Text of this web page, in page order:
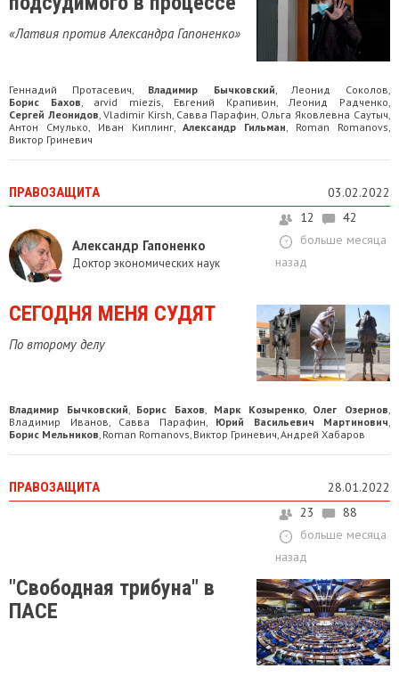
«Латвия против Александра Гапоненко»
Геннадий Прoтaсевич, Владимир Бычковский, Леонид Соколов,
Борис Бахов, arvid miezis, Евгений Крапивин, Леонид Радченко,
Сергей Леонидов, Vladimir Kirsh, Савва Парафин, Ольга Яковлевна Саутыч,
Антон Смулько, Иван Киплинг,Александр Гильман, Roman Romanovs,
Виктор Гриневич
ПРАВОЗАЩИТА 03.02.2022
Александр Гапоненко
Доктор экономических наук
12
42
больше месяца
назад
СЕГОДНЯ МЕНЯ СУДЯТ
По второму делу
Владимир Бычковский Борис Бахов Марк Козыренко, Олег Озернов
Владимир Иванов Савва Парафин Юрий Васильевич Мартинович
Борис Мельников Roman Romanovs Виктор Гриневич Андрей Хабаров
ПРАВОЗАЩИТА
28.01.2022
23
88
больше месяца
назад
"Свободная трибуна" в
ПАСЕ